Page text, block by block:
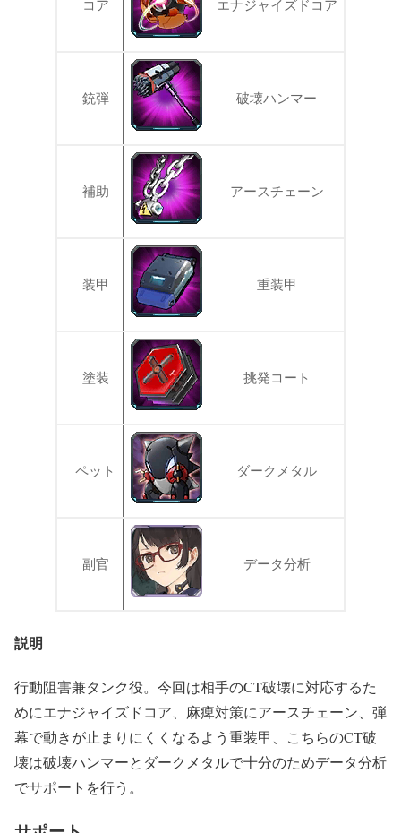
コア エナジャイズドコア
銃弾 破壊ハンマー
補助 アースチェーン
装甲 重装甲
塗装 挑発コート
ペット ダークメタル
副官 データ分析
説明
行動阻害兼タンク役。今回は相手のCT破壊に対応するた
めにエナジャイズドコア、麻痺対策にアースチェーン、弾
幕で動きが止まりにくくなるよう重装甲、こちらのCT破
壊は破壊ハンマーとダークメタルで十分のためデータ分析
でサポートを行う。